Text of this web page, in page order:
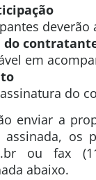
do
em
do
enviar a
os
ou fax
abaixo.